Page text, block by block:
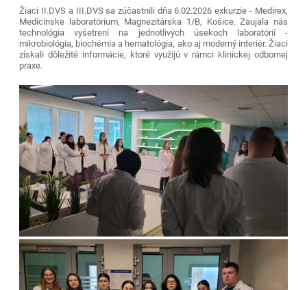
Žiaci II.DVS a III.DVS sa zúčastnili dňa 6.02.2026 exkurzie - Medirex,
Medicínske laboratórium, Magnezitárska 1/B, Košice. Zaujala nás
technológia vyšetrení na jednotlivých úsekoch laboratórií -
mikrobiológia, biochémia a hematológia, ako aj moderný interiér. Žiaci
získali dôležité informácie, ktoré využijú v rámci klinickej odbornej
praxe.